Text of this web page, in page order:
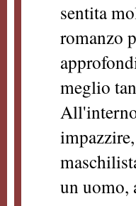
sentita
romanzo
meglio
un uomo,